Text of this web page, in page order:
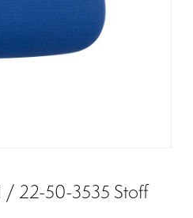
/ 22-50-3535 Stoff